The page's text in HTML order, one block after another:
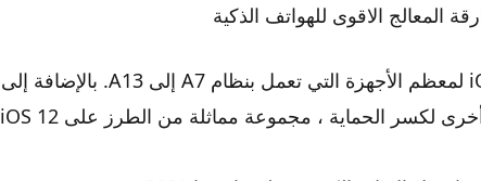
يعمل Unc0ver حاليًا حتى iOS 14.3 لمعظم الأجهزة التي تعمل بنظام A7 إلى A13. بالإضافة إلى
ذلك ، تدعم Chimera ، وهي أداة أخرى لكسر الحماية ، مجموعة مماثلة من الطرز على iOS 12